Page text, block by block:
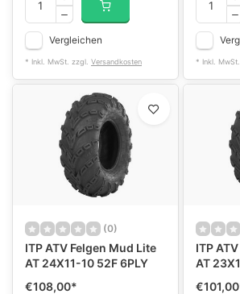
Vergleichen
* Inkl. MwSt. zzgl. Versandkosten * Inkl.
(0)
ITP ATV Felgen Mud Lite
AT 24X11-10 52F 6PLY
€108,00*
ITP
AT
€101,00